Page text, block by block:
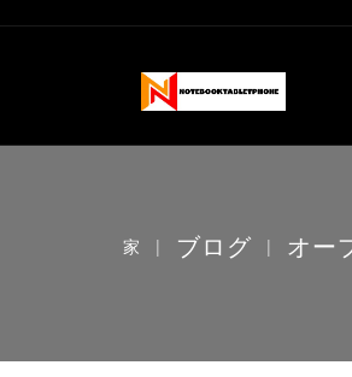
家 | ブログ | オー